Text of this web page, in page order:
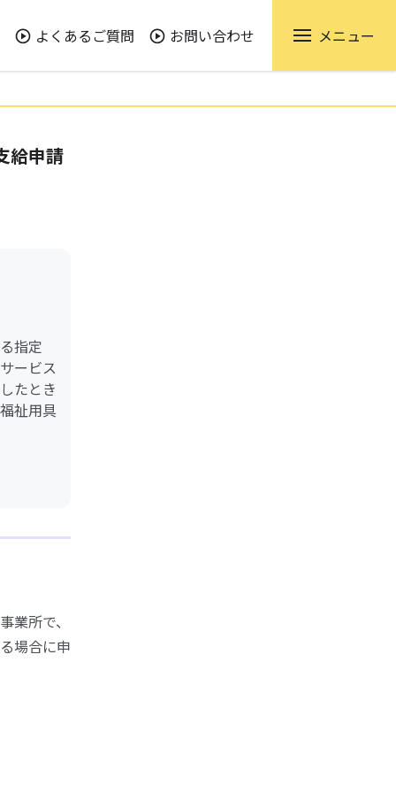
よくあるご質問 お問い合わせ メニュー
給申請
指定
ービス
たとき
祉用具
所で、
場合に申